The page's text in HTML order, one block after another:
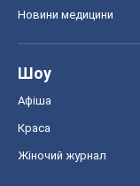
Новини медицини
Шоу
Афіша
Краса
Жіночий журнал